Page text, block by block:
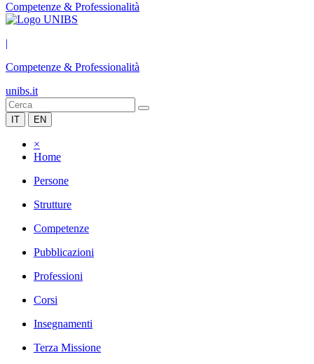
Competenze & Professionalità
|
Competenze & Professionalità
unibs.it
IT EN
×
Home
Persone
Strutture
Competenze
Pubblicazioni
Professioni
Corsi
Insegnamenti
Terza Missione